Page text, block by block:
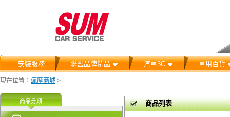
安裝服務 聯盟品牌精品 汽車3C 車用百貨
現在位置： 瘋摩商城 >
商品分類 商品列表